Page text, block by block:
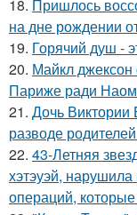
18. Пришлось
на дне рождении
19. Горячий душ -
20. Майкл джексон
Париже ради
21. Дочь Виктории
разводе
22. 43-Летняя
хэтэуэй,
операций,